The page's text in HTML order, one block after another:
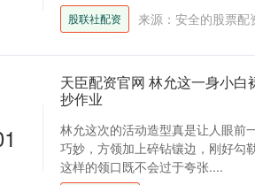
股联社配资 来源：安全的股票配
天臣配资官网 林允这一身小
抄作业
林允这次的活动造型真是让人眼前
巧妙，方领加上碎钻镶边，刚好勾
这样的领口既不会过于夸张....